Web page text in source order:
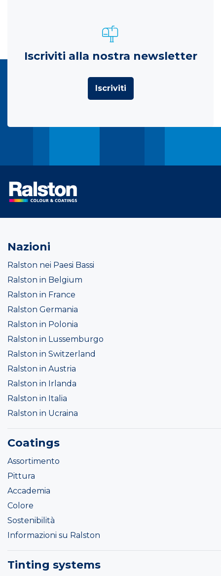
Iscriviti alla nostra newsletter
Iscriviti
Nazioni
Ralston nei Paesi Bassi
Ralston in Belgium
Ralston in France
Ralston Germania
Ralston in Polonia
Ralston in Lussemburgo
Ralston in Switzerland
Ralston in Austria
Ralston in Irlanda
Ralston in Italia
Ralston in Ucraina
Coatings
Assortimento
Pittura
Accademia
Colore
Sostenibilità
Informazioni su Ralston
Tinting systems